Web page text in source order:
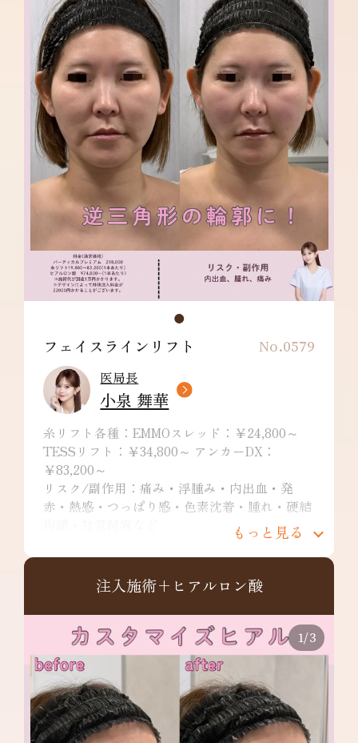
No.0579
フェイスラインリフト
医局長
小泉 舞華
糸リフト各種：EMMOスレッド：￥24,800～
TESSリフト：￥34,800～ アンカーDX：
￥83,200～
リスク/副作用：痛み・浮腫み・内出血・発
赤・熱感・つっぱり感・色素沈着・腫れ・硬結
もっと見る
注入施術+ヒアルロン酸
1/3